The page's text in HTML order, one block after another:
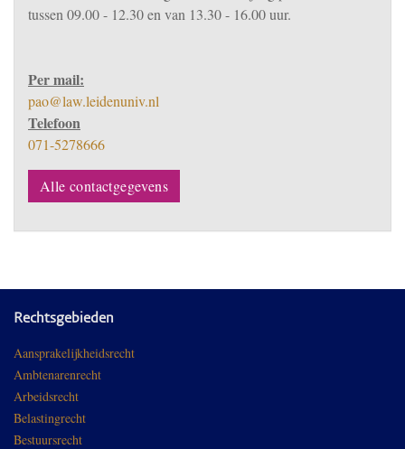
tussen 09.00 - 12.30 en van 13.30 - 16.00 uur.
Per mail:
pao@law.leidenuniv.nl
Telefoon
071-5278666
Alle contactgegevens
Rechtsgebieden
Aansprakelijkheidsrecht
Ambtenarenrecht
Arbeidsrecht
Belastingrecht
Bestuursrecht